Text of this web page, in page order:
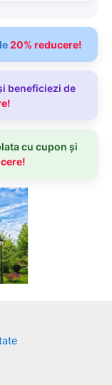
20% reducere!
beneficiezi de
cu cupon și